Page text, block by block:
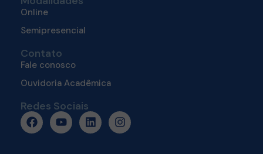
Online
Semipresencial
Contato
Fale conosco
Ouvidoria Acadêmica
Redes Sociais